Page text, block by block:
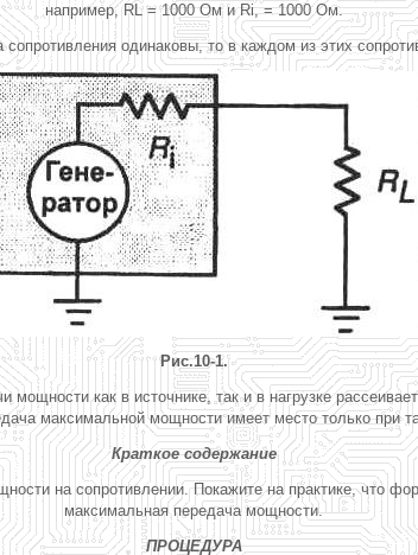
например, RL = 1000 Ом и Ri, = 1000 Ом.
одинаковы, то в каждом из этих
Рис.10-1.
как в источнике, так и в нагрузке
максимальной мощности имеет место только при
Краткое содержание
на сопротивлении. Покажите на практике, что
максимальная передача мощности.
ПРОЦЕДУРА